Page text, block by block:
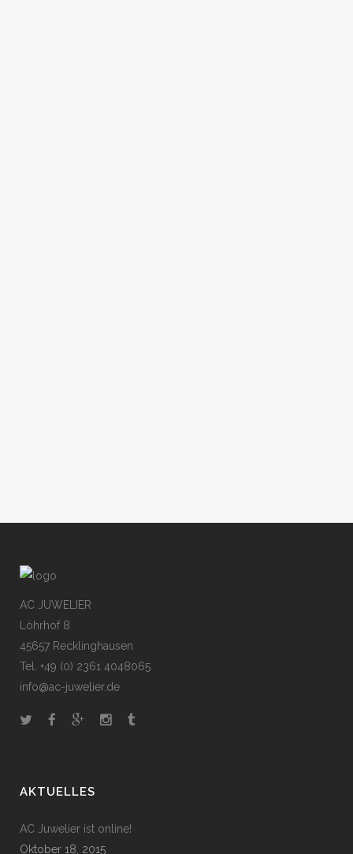
AC JUWELIER
Löhrhof 8
45657 Recklinghausen
Tel. +49 (0) 2361 4048065
info@ac-juwelier.de
AKTUELLES
AC Juwelier ist online!
Oktober 18, 2015